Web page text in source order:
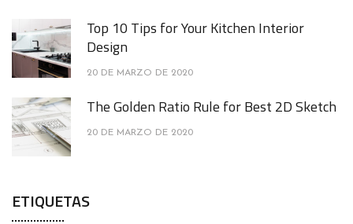
Top 10 Tips for Your Kitchen Interior
Design
20 DE MARZO DE 2020
The Golden Ratio Rule for Best 2D Sketch
20 DE MARZO DE 2020
ETIQUETAS